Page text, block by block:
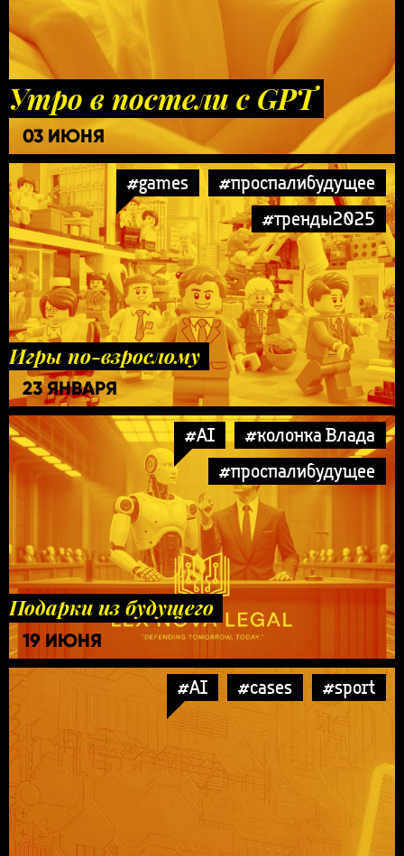
Утро в постели с GPT
03 ИЮНЯ
#games
#проспалибудущее
#тренды2025
Игры по-взрослому
23 ЯНВАРЯ
#AI
#колонка Влада
#проспалибудущее
Подарки из будущего
19 ИЮНЯ
#AI #cases #sport